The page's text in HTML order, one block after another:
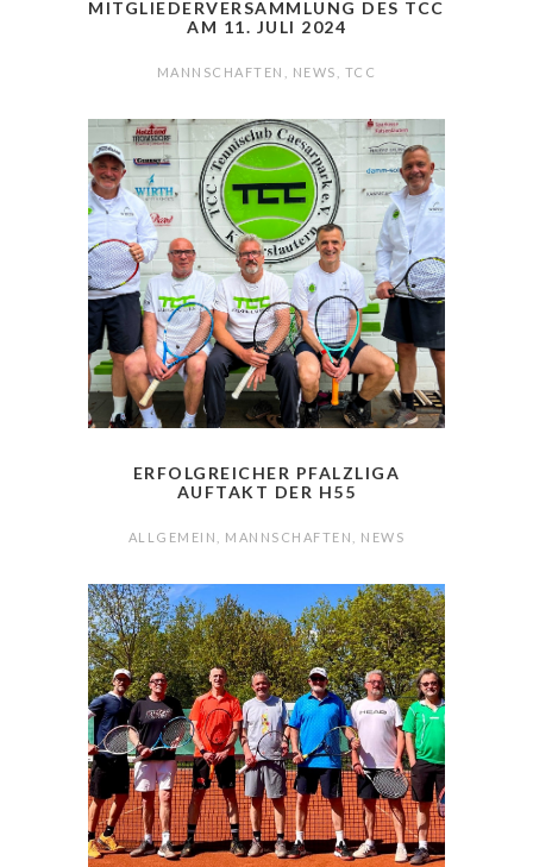
MITGLIEDERVERSAMMLUNG DES TCC
AM 11. JULI 2024
MANNSCHAFTEN NEWS TCC
ERFOLGREICHER PFALZLIGA
AUFTAKT DER H55
ALLGEMEIN MANNSCHAFTEN NEWS